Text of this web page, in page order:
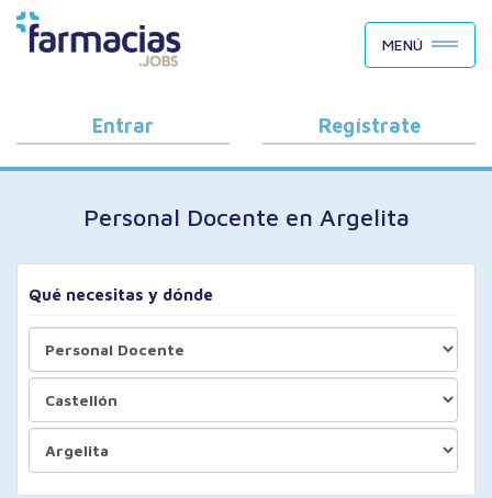
BUSCAR CANDIDATOS
OFERTAS DE EMPLEO
COMO FUNCIONA
PORQUÉ FARMACIAS.JOBS
MENÚ
Entrar Regístrate
Personal Docente en Argelita
Qué necesitas y dónde